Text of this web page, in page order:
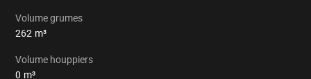
Volume grumes
262 m³
Volume houppiers
0 m³